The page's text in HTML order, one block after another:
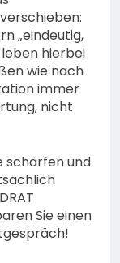
„eindeutig,
hierbei
wie nach
immer
nicht
schärfen und
Sie einen